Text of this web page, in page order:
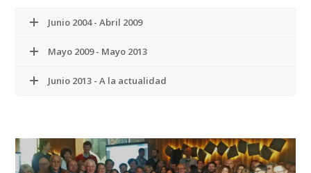
Junio 2004 - Abril 2009
Mayo 2009 - Mayo 2013
Junio 2013 - A la actualidad